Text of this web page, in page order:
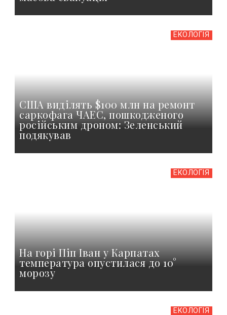
ЕКОЛОГІЯ
США виділять $100 млн на ремонт
саркофага ЧАЕС, пошкодженого
російським дроном: Зеленський
подякував
ЕКОЛОГІЯ
На горі Піп Іван у Карпатах
температура опустилася до 10°
морозу
ЕКОЛОГІЯ